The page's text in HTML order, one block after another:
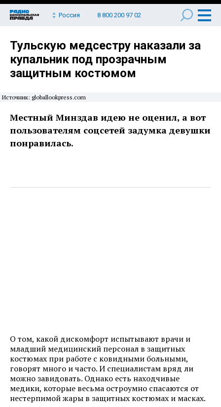
Россия 8 800 200 97 02
Тульскую медсестру наказали за
купальник под прозрачным
защитным костюмом
Источник: globallookpress.com
Местный Минздав идею не оценил, а вот
пользователям соцсетей задумка девушки
понравилась.
О том, какой дискомфорт испытывают врачи и
младший медицинский персонал в защитных
костюмах при работе с ковидными больными,
говорят много и часто. И специалистам вряд ли
можно завидовать. Однако есть находчивые
медики, которые весьма остроумно спасаются от
нестерпимой жары в защитных костюмах и масках.